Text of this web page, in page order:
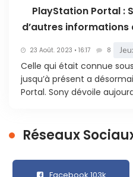
Le PlayStation Portal
parleurs et une prise
permettant de
écouteurs filaires. Il
technologie sans fil
par Sony.
Les écouteurs Pulse
l’appareil. En
traditionnels ne se
directement au Portal,
PlayStation Portal :
d’autres
23 Août. 2023 • 16:17 8
Celle qui était connue
jusqu’à présent a
Portal. Sony dévoile
Réseaux